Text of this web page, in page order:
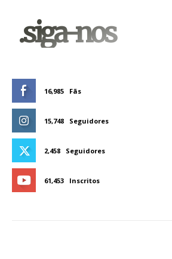
.siga-nos
16,985 Fãs
15,748 Seguidores
2,458 Seguidores
61,453 Inscritos